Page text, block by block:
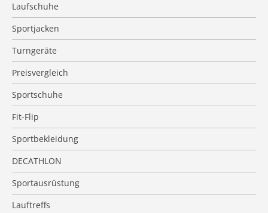
Laufschuhe
Sportjacken
Turngeräte
Preisvergleich
Sportschuhe
Fit-Flip
Sportbekleidung
DECATHLON
Sportausrüstung
Lauftreffs